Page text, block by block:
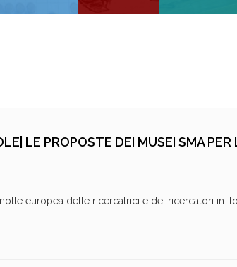
LE PROPOSTE DEI MUSEI SMA PER
europea delle ricercatrici e dei ricercatori in